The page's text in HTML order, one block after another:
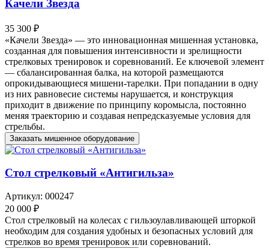
Качели Звезда
35 300 ₽
«Качели Звезда» — это инновационная мишенная установка,
созданная для повышения интенсивности и зрелищности
стрелковых тренировок и соревнований. Ее ключевой элемент
— сбалансированная балка, на которой размещаются
опрокидывающиеся мишени-тарелки. При попадании в одну
из них равновесие системы нарушается, и конструкция
приходит в движение по принципу коромысла, постоянно
меняя траекторию и создавая непредсказуемые условия для
стрельбы.
Заказать мишенное оборудование
Стол стрелковый «Антигильза»
Артикул: 000247
20 000 ₽
Стол стрелковый на колесах с гильзоулавливающей шторкой
необходим для создания удобных и безопасных условий для
стрелков во время тренировок или соревнований.